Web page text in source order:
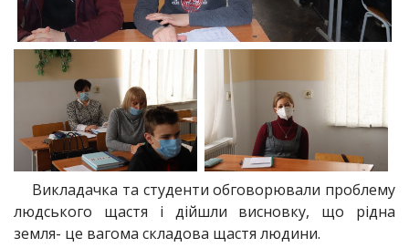
Викладачка та студенти обговорювали проблему
людського щастя і дійшли висновку, що рідна
земля- це вагома складова щастя людини.